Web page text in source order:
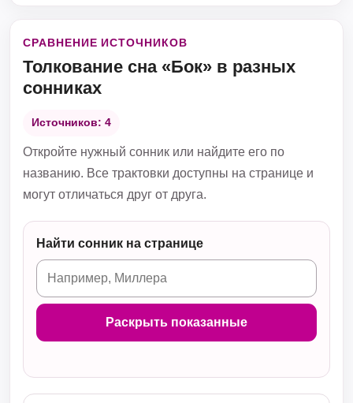
СРАВНЕНИЕ ИСТОЧНИКОВ
Толкование сна «Бок» в разных
сонниках
Источников: 4
Откройте нужный сонник или найдите его по
названию. Все трактовки доступны на странице и
могут отличаться друг от друга.
Найти сонник на странице
Раскрыть показанные